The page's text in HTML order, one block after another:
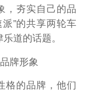
，夯实自己的品
”的共享两轮车
道的话题。
牌形象
格的品牌，他们